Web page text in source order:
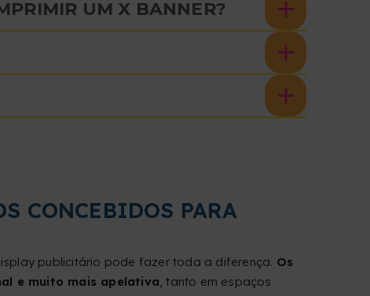
UM X BANNER?
CONCEBIDOS PARA
publicitário pode fazer toda a diferença. Os
e muito mais apelativa, tanto em espaços